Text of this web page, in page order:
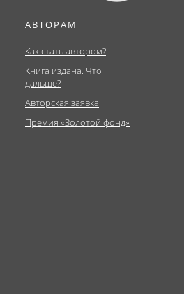
АВТОРАМ
Как стать автором?
Книга издана. Что
дальше?
Авторская заявка
Премия «Золотой фонд»